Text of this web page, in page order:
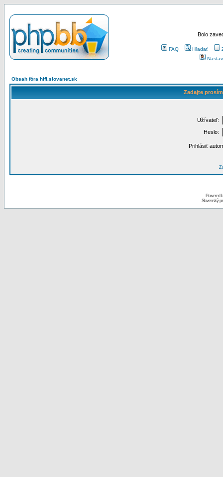
Bolo
FAQ Hľadať
Obsah fóra hifi.slovanet.sk
Zadajte
Užívateľ:
Heslo:
Prihlásiť
Powered
Slovenský